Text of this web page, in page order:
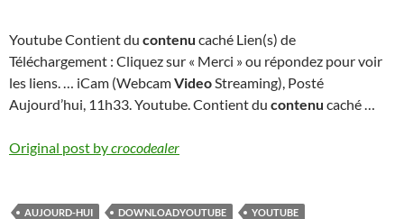
Youtube Contient du contenu caché Lien(s) de
Téléchargement : Cliquez sur « Merci » ou répondez pour voir
les liens. … iCam (WebcamVideoStreaming), Posté
Aujourd’hui, 11h33. Youtube. Contient du contenu caché …
Original post bycrocodealer
AUJOURD-HUI DOWNLOADYOUTUBE YOUTUBE